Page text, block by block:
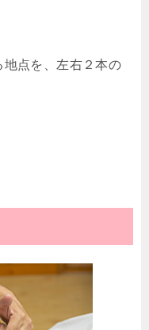
地点を、左右２本の